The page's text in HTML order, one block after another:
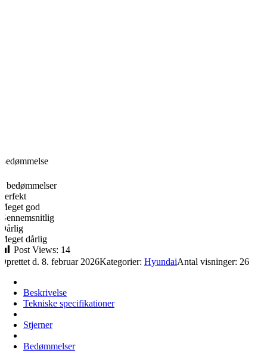
Bedømmelse
0 bedømmelser
Perfekt
Meget god
Gennemsnitlig
Dårlig
Meget dårlig
Post Views: 14
Oprettet d. 8. februar 2026Kategorier:HyundaiAntal visninger: 26
Beskrivelse
Tekniske specifikationer
Stjerner
Bedømmelser